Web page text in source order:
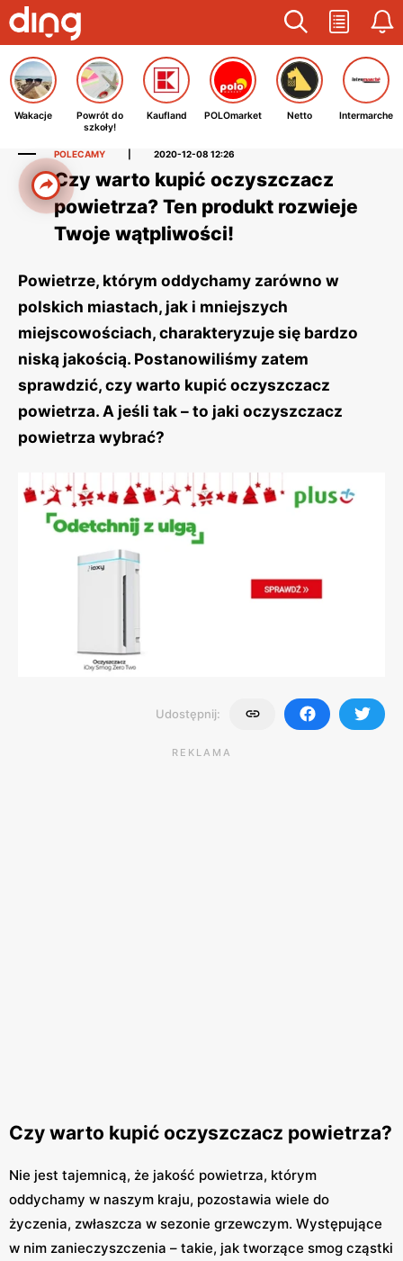
Wakacje
Powrót do
szkoły!
Kaufland POLOmarket Netto Intermarche
POLECAMY 2020-12-08 12:26
Czy warto kupić oczyszczacz
powietrza? Ten produkt rozwieje
Twoje wątpliwości!
Powietrze, którym oddychamy zarówno w
polskich miastach, jak i mniejszych
miejscowościach, charakteryzuje się bardzo
niską jakością. Postanowiliśmy zatem
sprawdzić, czy warto kupić oczyszczacz
powietrza. A jeśli tak – to jaki oczyszczacz
powietrza wybrać?
Udostępnij:
REKLAMA
Czy warto kupić oczyszczacz powietrza?
Nie jest tajemnicą, że jakość powietrza, którym
oddychamy w naszym kraju, pozostawia wiele do
życzenia, zwłaszcza w sezonie grzewczym. Występujące
w nim zanieczyszczenia – takie, jak tworzące smog cząstki